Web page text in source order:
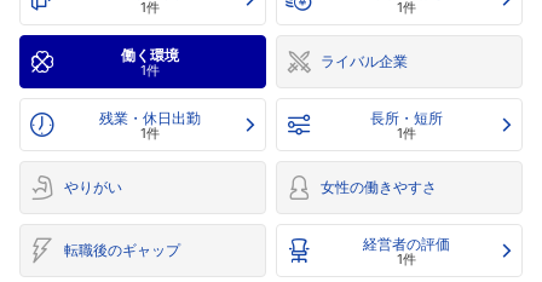
1件 1件
働く環境
1件 ライバル企業
残業・休日出勤
1件
長所・短所
1件
やりがい 女性の働きやすさ
転職後のギャップ 経営者の評価
1件